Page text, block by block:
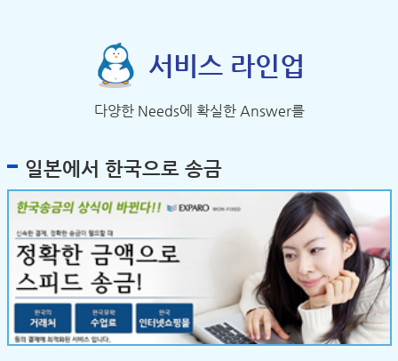
서비스 라인업
다양한 Needs에 확실한 Answer를
일본에서 한국으로 송금